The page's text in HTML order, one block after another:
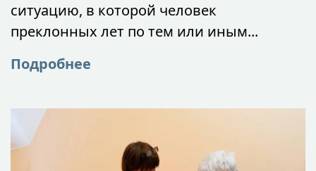
ситуацию, в которой человек
преклонных лет по тем или иным...
Подробнее